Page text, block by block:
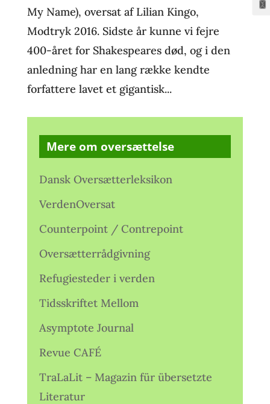
My Name), oversat af Lilian Kingo,
Modtryk 2016. Sidste år kunne vi fejre
400-året for Shakespeares død, og i den
anledning har en lang række kendte
forfattere lavet et gigantisk...
Mere om oversættelse
Dansk Oversætterleksikon
VerdenOversat
Counterpoint / Contrepoint
Oversætterrådgivning
Refugiesteder i verden
Tidsskriftet Mellom
Asymptote Journal
Revue CAFÉ
TraLaLit – Magazin für übersetzte
Literatur